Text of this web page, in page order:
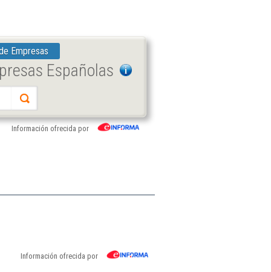
Empresas
Españolas
Información ofrecida por
Información ofrecida por